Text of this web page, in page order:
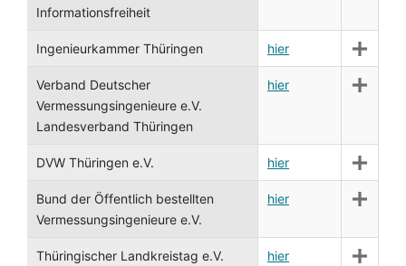
Informationsfreiheit
Ingenieurkammer Thüringen hier
Verband Deutscher
Vermessungsingenieure e.V.
Landesverband Thüringen
hier
DVW Thüringen e.V. hier
Bund der Öffentlich bestellten
Vermessungsingenieure e.V.
hier
Thüringischer Landkreistag e.V. hier